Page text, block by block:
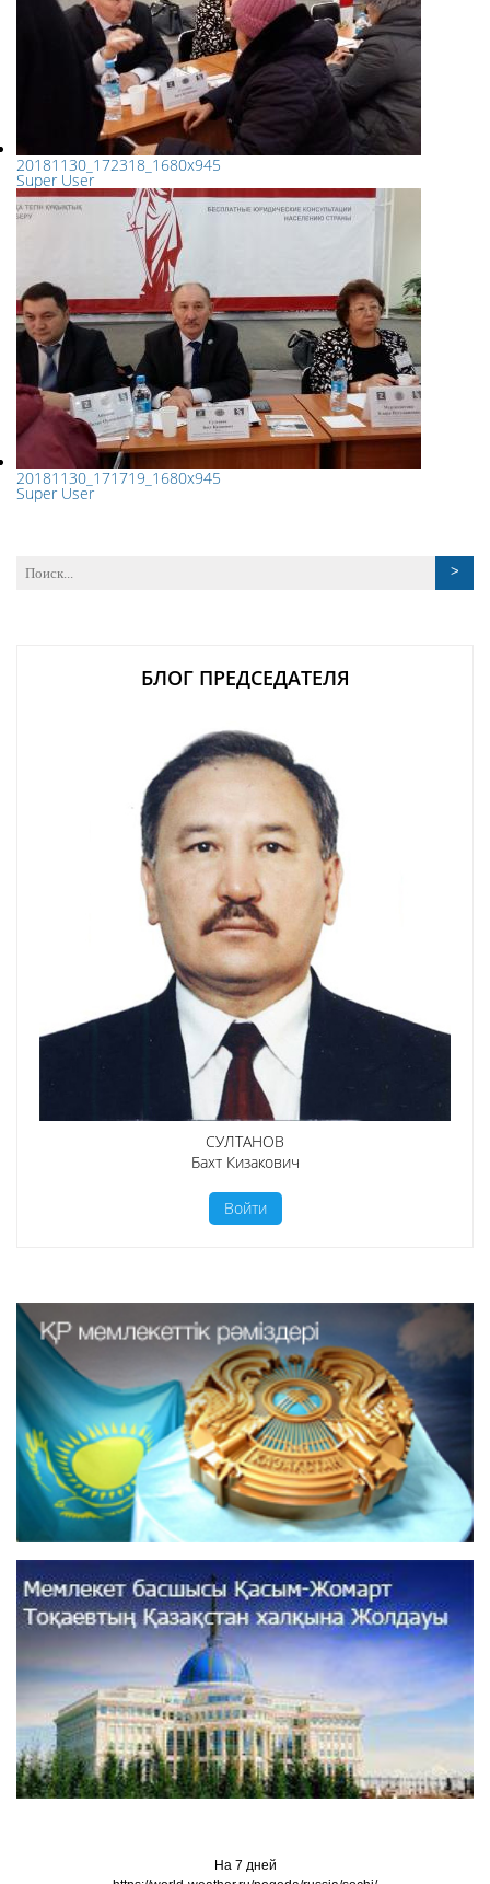
20181130_172318_1680x945
Super User
20181130_171719_1680x945
Super User
БЛОГ ПРЕДСЕДАТЕЛЯ
СУЛТАНОВ
Бахт Кизакович
Войти
На 7 дней